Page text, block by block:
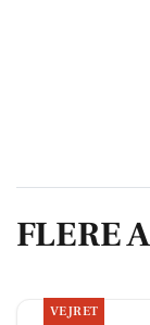
FLERE
VEJRET